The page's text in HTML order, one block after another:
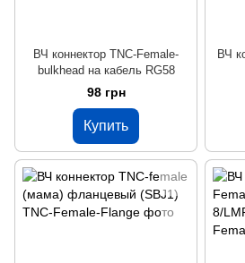
ВЧ коннектор TNC-Female-
bulkhead на кабель RG58
98 грн
Купить
ВЧ